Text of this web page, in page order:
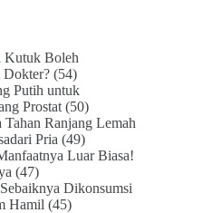
Kutuk Boleh
Dokter? (54)
Putih untuk
Prostat (50)
Tahan Ranjang Lemah
Pria (49)
Luar Biasa!
(47)
Dikonsumsi
Hamil (45)